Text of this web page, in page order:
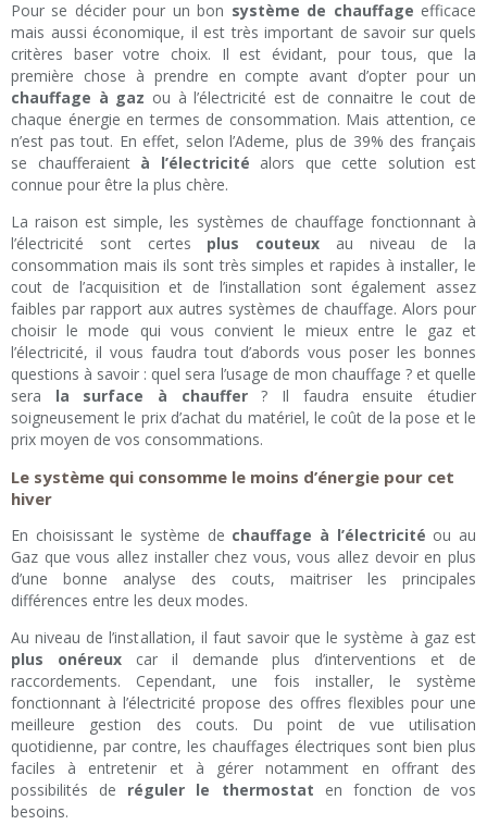
Pour se décider pour un bon système de chauffage efficace
mais aussi économique, il est très important de savoir sur quels
critères baser votre choix. Il est évidant, pour tous, que la
première chose à prendre en compte avant d’opter pour un
chauffage à gaz ou à l’électricité est de connaitre le cout de
chaque énergie en termes de consommation. Mais attention, ce
n’est pas tout. En effet, selon l’Ademe, plus de 39% des français
se chaufferaient à l’électricité alors que cette solution est
connue pour être la plus chère.
La raison est simple, les systèmes de chauffage fonctionnant à
l’électricité sont certes plus couteux au niveau de la
consommation mais ils sont très simples et rapides à installer, le
cout de l’acquisition et de l’installation sont également assez
faibles par rapport aux autres systèmes de chauffage. Alors pour
choisir le mode qui vous convient le mieux entre le gaz et
l’électricité, il vous faudra tout d’abords vous poser les bonnes
questions à savoir : quel sera l’usage de mon chauffage ? et quelle
sera la surface à chauffer? Il faudra ensuite étudier
soigneusement le prix d’achat du matériel, le coût de la pose et le
prix moyen de vos consommations.
Le système qui consomme le moins d’énergie pour cet
hiver
En choisissant le système de chauffage à l’électricité ou au
Gaz que vous allez installer chez vous, vous allez devoir en plus
d’une bonne analyse des couts, maitriser les principales
différences entre les deux modes.
Au niveau de l’installation, il faut savoir que le système à gaz est
plus onéreuxcar il demande plus d’interventions et de
raccordements. Cependant, une fois installer, le système
fonctionnant à l’électricité propose des offres flexibles pour une
meilleure gestion des couts. Du point de vue utilisation
quotidienne, par contre, les chauffages électriques sont bien plus
faciles à entretenir et à gérer notamment en offrant des
possibilités de réguler le thermostat en fonction de vos
besoins.